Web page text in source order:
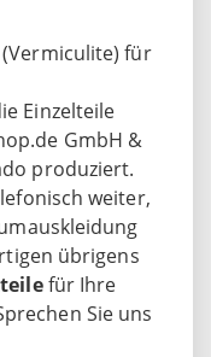
für
Einzelteile
GmbH &
produziert.
weiter,
übrigens
für Ihre
Sie uns